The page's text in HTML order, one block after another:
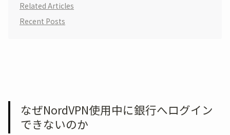
Related Articles
Recent Posts
なぜNordVPN使用中に銀行へログイン
できないのか